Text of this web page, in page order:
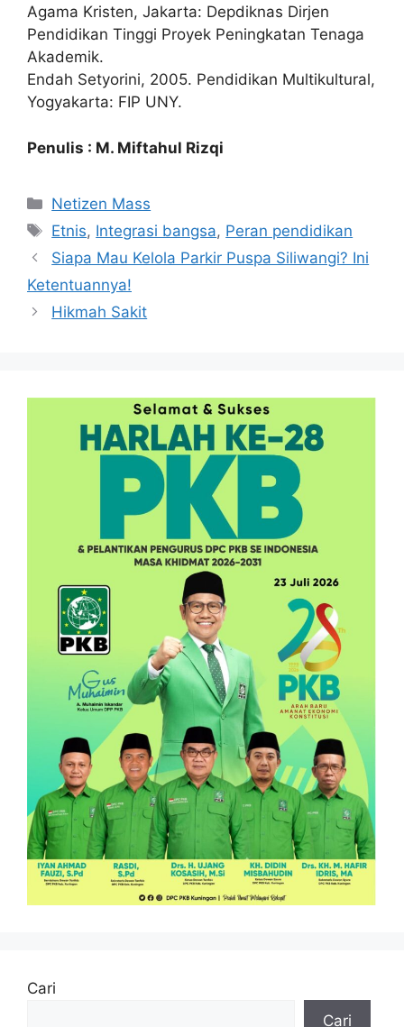
Agama Kristen, Jakarta: Depdiknas Dirjen
Pendidikan Tinggi Proyek Peningkatan Tenaga
Akademik.
Endah Setyorini, 2005. Pendidikan Multikultural,
Yogyakarta: FIP UNY.
Penulis : M. Miftahul Rizqi
Kategori
Netizen Mass
Tag
Etnis, Integrasi bangsa, Peran pendidikan
Siapa Mau Kelola Parkir Puspa Siliwangi? Ini
Ketentuannya!
Hikmah Sakit
Cari
Cari